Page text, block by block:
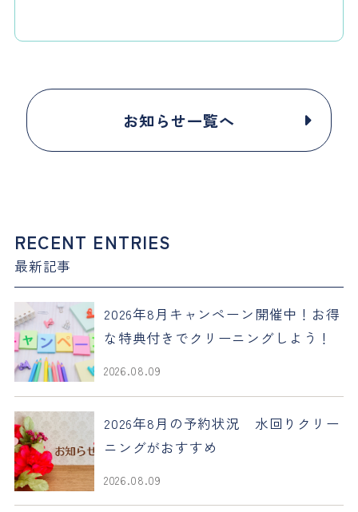
お知らせ一覧へ
RECENT ENTRIES
最新記事
2026年8月キャンペーン開催中！お得
な特典付きでクリーニングしよう！
2026.08.09
2026年8月の予約状況 水回りクリー
ニングがおすすめ
2026.08.09